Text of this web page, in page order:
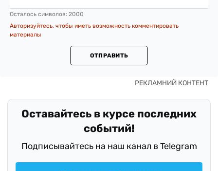
Осталось символов: 2000
Авторизуйтесь, чтобы иметь возможность комментировать
материалы
ОТПРАВИТЬ
Оставайтесь в курсе последних
событий!
Подписывайтесь на наш канал в Telegram